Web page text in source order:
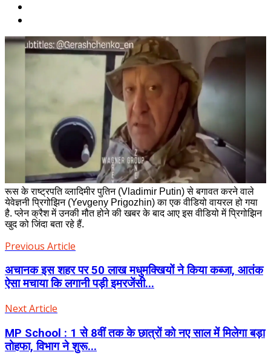
रूस के राष्‍ट्रपति व्‍लादिमीर पुतिन (Vladimir Putin) से बगावत करने वाले
येवेज्ञनी प्रिगोझिन (Yevgeny Prigozhin) का एक वीडियो वायरल हो गया
है. प्‍लेन क्रैश में उनकी मौत होने की खबर के बाद आए इस वीडियो में प्रिगोझिन
खुद को जिंदा बता रहे हैं.
Previous Article
अचानक इस शहर पर 50 लाख मधुमक्खियों ने किया कब्जा, आतंक
ऐसा मचाया कि लगानी पड़ी इमरजेंसी...
Next Article
MP School : 1 से 8वीं तक के छात्रों को नए साल में मिलेगा बड़ा
तोहफा, विभाग ने शुरू...